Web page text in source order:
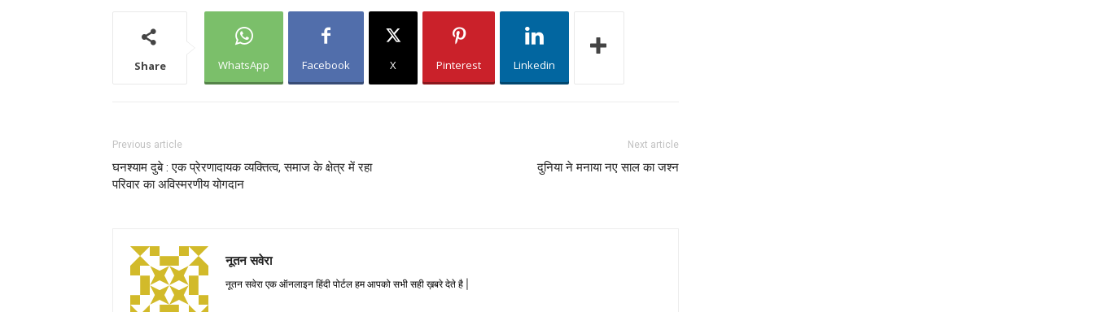
Share WhatsApp Facebook X Pinterest Linkedin
Previous article
घनश्याम दुबे : एक प्रेरणादायक व्यक्तित्व, समाज के क्षेत्र में रहा
परिवार का अविस्मरणीय योगदान
Next article
दुनिया ने मनाया नए साल का जश्न
नूतन सवेरा
नूतन सवेरा एक ऑनलाइन हिंदी पोर्टल हम आपको सभी सही ख़बरे देते है |